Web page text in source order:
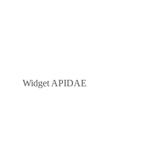
Widget APIDAE